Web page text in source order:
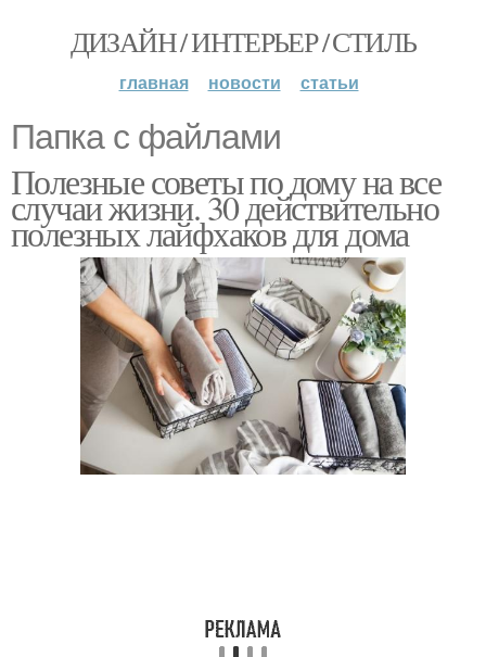
ДИЗАЙН / ИНТЕРЬЕР / СТИЛЬ
главная новости статьи
Папка с файлами
Полезные советы по дому на все
случаи жизни. 30 действительно
полезных лайфхаков для дома